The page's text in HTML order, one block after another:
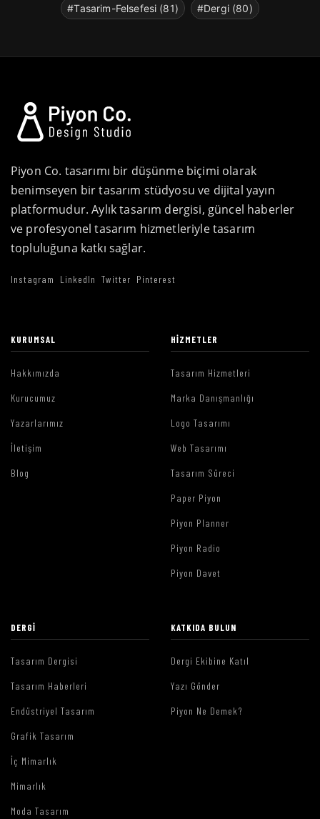
#Tasarim-Felsefesi (81) #Dergi (80)
Piyon Co. tasarımı bir düşünme biçimi olarak
benimseyen bir tasarım stüdyosu ve dijital yayın
platformudur. Aylık tasarım dergisi, güncel haberler
ve profesyonel tasarım hizmetleriyle tasarım
topluluğuna katkı sağlar.
Instagram LinkedIn Twitter Pinterest
KURUMSAL
Hakkımızda
Kurucumuz
Yazarlarımız
İletişim
Blog
HIZMETLER
Tasarım Hizmetleri
Marka Danışmanlığı
Logo Tasarımı
Web Tasarımı
Tasarım Süreci
Paper Piyon
Piyon Planner
Piyon Radio
Piyon Davet
DERGI
Tasarım Dergisi
Tasarım Haberleri
Endüstriyel Tasarım
Grafik Tasarım
İç Mimarlık
Mimarlık
Moda Tasarım
KATKIDA BULUN
Dergi Ekibine Katıl
Yazı Gönder
Piyon Ne Demek?